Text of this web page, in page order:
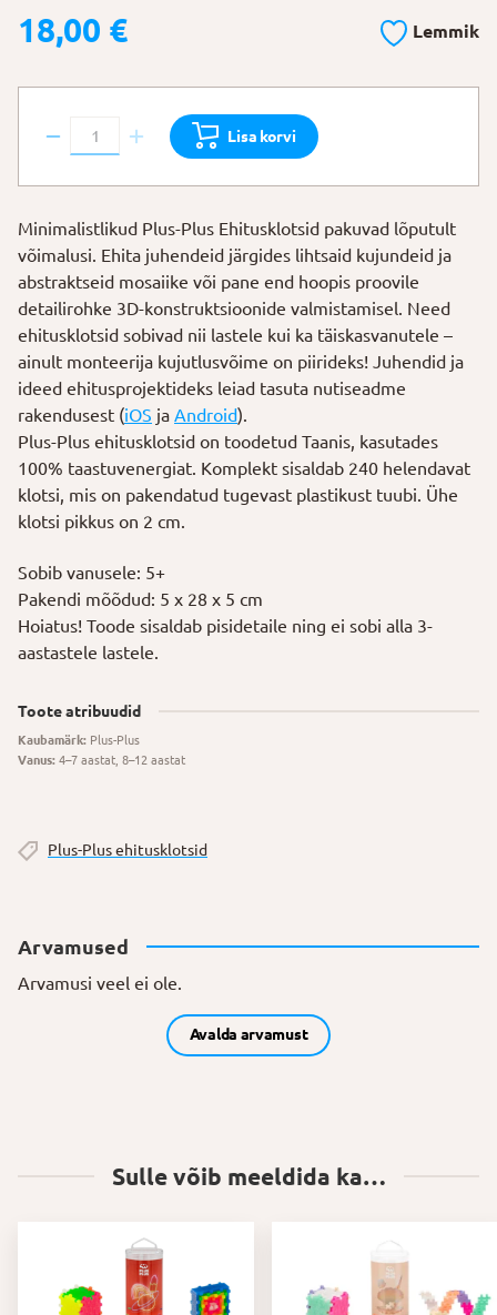
18,00 € Lemmik
Plus-
Plus
Ehitusklotsid
frost”
240
Lisa korvi
Minimalistlikud Plus-Plus Ehitusklotsid pakuvad lõputult
võimalusi. Ehita juhendeid järgides lihtsaid kujundeid ja
abstraktseid mosaiike või pane end hoopis proovile
detailirohke 3D-konstruktsioonide valmistamisel. Need
ehitusklotsid sobivad nii lastele kui ka täiskasvanutele –
ainult monteerija kujutlusvõime on piirideks! Juhendid ja
ideed ehitusprojektideks leiad tasuta nutiseadme
rakendusest (iOS ja Android).
Plus-Plus ehitusklotsid on toodetud Taanis, kasutades
100% taastuvenergiat. Komplekt sisaldab 240 helendavat
klotsi, mis on pakendatud tugevast plastikust tuubi. Ühe
klotsi pikkus on 2 cm.
Sobib vanusele: 5+
Pakendi mõõdud: 5 x 28 x 5 cm
Hoiatus! Toode sisaldab pisidetaile ning ei sobi alla 3-
aastastele lastele.
Toote atribuudid
Kaubamärk: Plus-Plus
Vanus: 4–7 aastat, 8–12 aastat
Plus-Plus ehitusklotsid
Arvamused
Arvamusi veel ei ole.
Avalda arvamust
Sulle võib meeldida ka…